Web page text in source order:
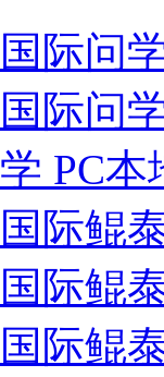
际问
际问
PC
际鲲
际鲲
际鲲